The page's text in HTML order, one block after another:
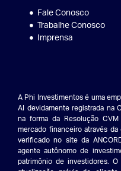
Fale Conosco
Trabalhe Conosco
Imprensa
A Phi Investimentos é uma
AI devidamente registrada na
na forma da Resolução
mercado financeiro através
verificado no site da
agente autônomo de
patrimônio de investidores.